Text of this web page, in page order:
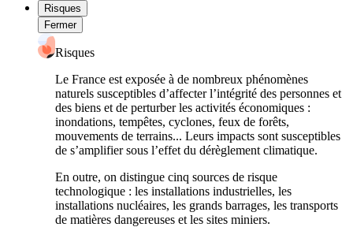
Risques
Fermer
Risques
Le France est exposée à de nombreux phénomènes
naturels susceptibles d’affecter l’intégrité des personnes et
des biens et de perturber les activités économiques :
inondations, tempêtes, cyclones, feux de forêts,
mouvements de terrains... Leurs impacts sont susceptibles
de s’amplifier sous l’effet du dérèglement climatique.
En outre, on distingue cinq sources de risque
technologique : les installations industrielles, les
installations nucléaires, les grands barrages, les transports
de matières dangereuses et les sites miniers.